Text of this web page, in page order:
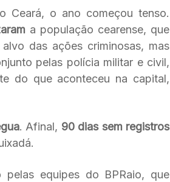
Ceará, o ano começou tenso.
a população cearense, que
das ações criminosas, mas
pelas polícia militar e civil,
do que aconteceu na capital,
. Afinal, 90 dias sem registros
pelas equipes do BPRaio, que